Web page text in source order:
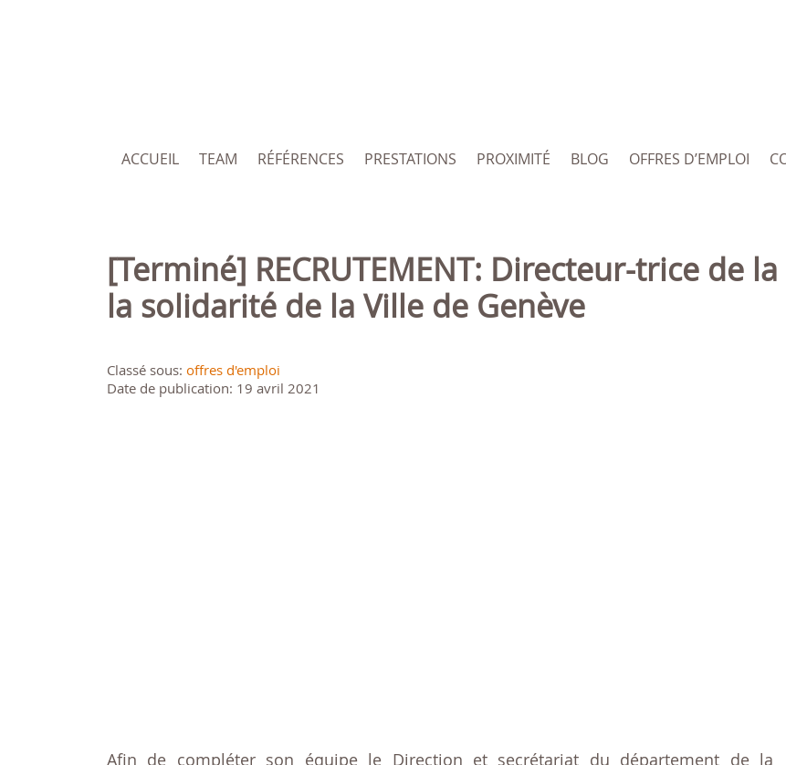
ACCUEIL TEAM RÉFÉRENCES PRESTATIONS PROXIMITÉ BLOG OFFRES D’EMPLOI
[Terminé] RECRUTEMENT: Directeur-trice de la cohésion sociale et de
la solidarité de la Ville de Genève
Classé sous: offres d'emploi
Date de publication: 19 avril 2021
Afin de compléter son équipe le Direction et secrétariat du département de la